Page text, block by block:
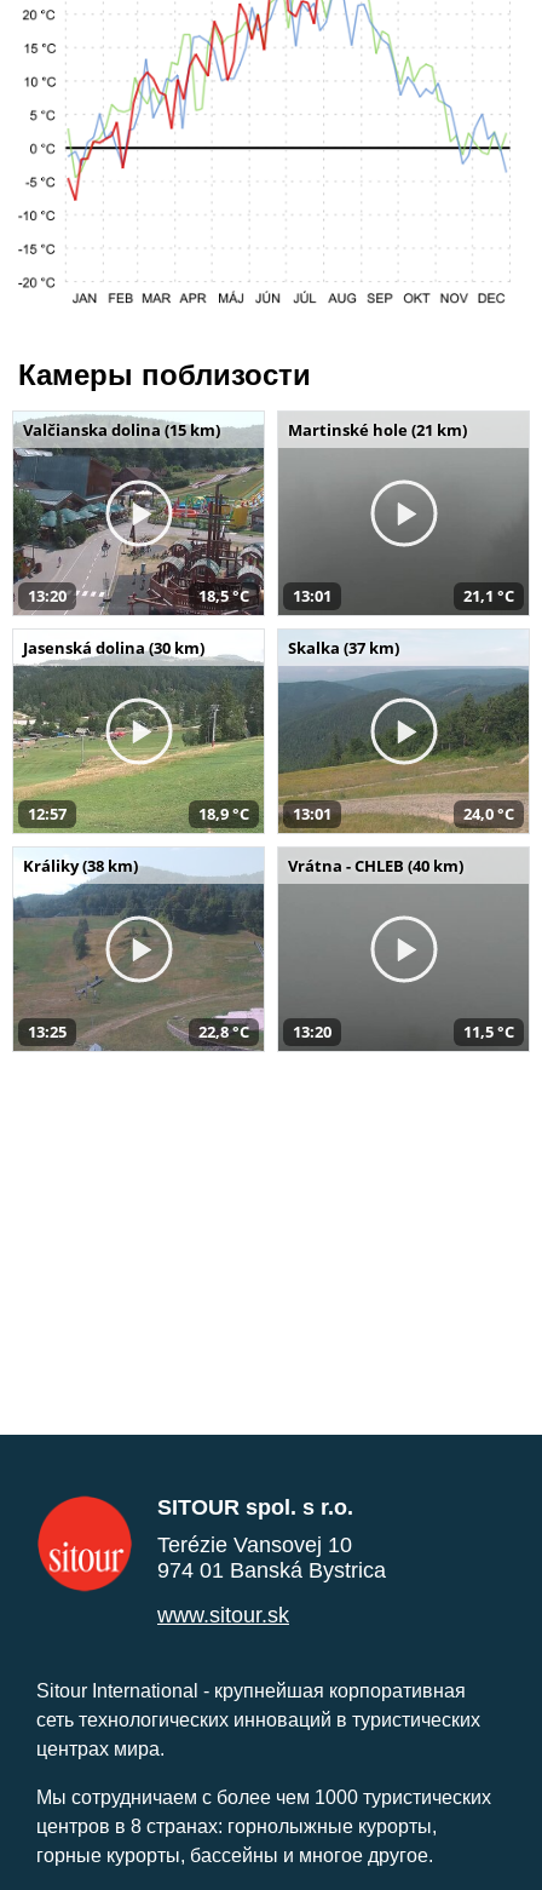
Камеры поблизости
Valčianska dolina (15 km)
13:20 18,5 °C
Martinské hole (21 km)
13:01 21,1 °C
Jasenská dolina (30 km)
12:57 18,9 °C
Skalka (37 km)
13:01 24,0 °C
Králiky (38 km)
13:25 22,8 °C
Vrátna - CHLEB (40 km)
13:20 11,5 °C
SITOUR spol. s r.o.
Terézie Vansovej 10
974 01 Banská Bystrica
www.sitour.sk
Sitour International - крупнейшая корпоративная
сеть технологических инноваций в туристических
центрах мира.
Мы сотрудничаем с более чем 1000 туристических
центров в 8 странах: горнолыжные курорты,
горные курорты, бассейны и многое другое.